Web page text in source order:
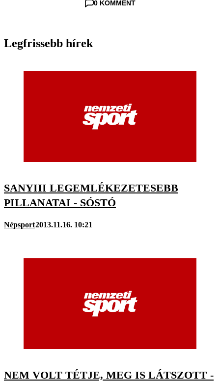
0 KOMMENT
Legfrissebb hírek
SANYIII LEGEMLÉKEZETESEBB
PILLANATAI - SÓSTÓ
Népsport2013.11.16. 10:21
NEM VOLT TÉTJE, MEG IS LÁTSZOTT -